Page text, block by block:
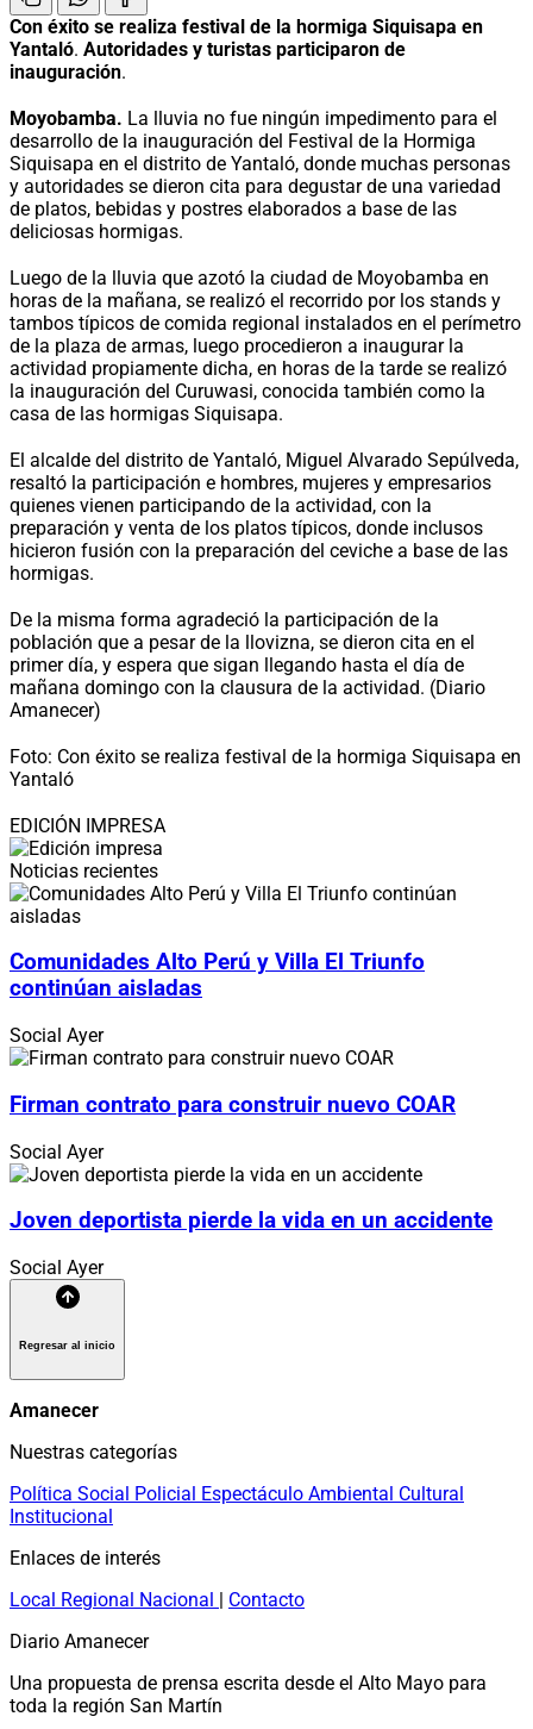
Con éxito se realiza festival de la hormiga Siquisapa en
Yantaló. Autoridades y turistas participaron de
inauguración.
Moyobamba. La lluvia no fue ningún impedimento para el
desarrollo de la inauguración del Festival de la Hormiga
Siquisapa en el distrito de Yantaló, donde muchas personas
y autoridades se dieron cita para degustar de una variedad
de platos, bebidas y postres elaborados a base de las
deliciosas hormigas.
Luego de la lluvia que azotó la ciudad de Moyobamba en
horas de la mañana, se realizó el recorrido por los stands y
tambos típicos de comida regional instalados en el perímetro
de la plaza de armas, luego procedieron a inaugurar la
actividad propiamente dicha, en horas de la tarde se realizó
la inauguración del Curuwasi, conocida también como la
casa de las hormigas Siquisapa.
El alcalde del distrito de Yantaló, Miguel Alvarado Sepúlveda,
resaltó la participación e hombres, mujeres y empresarios
quienes vienen participando de la actividad, con la
preparación y venta de los platos típicos, donde inclusos
hicieron fusión con la preparación del ceviche a base de las
hormigas.
De la misma forma agradeció la participación de la
población que a pesar de la llovizna, se dieron cita en el
primer día, y espera que sigan llegando hasta el día de
mañana domingo con la clausura de la actividad. (Diario
Amanecer)
Foto: Con éxito se realiza festival de la hormiga Siquisapa en
Yantaló
EDICIÓN IMPRESA
Noticias recientes
Comunidades Alto Perú y Villa El Triunfo
continúan aisladas
Social Ayer
Firman contrato para construir nuevo COAR
Social Ayer
Joven deportista pierde la vida en un accidente
Social Ayer
Regresar al inicio
Amanecer
Nuestras categorías
Política Social Policial Espectáculo Ambiental Cultural
Institucional
Enlaces de interés
Local Regional Nacional | Contacto
Diario Amanecer
Una propuesta de prensa escrita desde el Alto Mayo para
toda la región San Martín